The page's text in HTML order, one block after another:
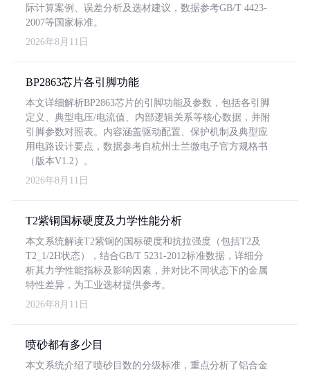
际计算案例、误差分析及选材建议，数据参考GB/T 4423-
2007等国家标准。
2026年8月11日
BP2863芯片各引脚功能
本文详细解析BP2863芯片的引脚功能及参数，包括各引脚
定义、典型电压/电流值、内部逻辑关系等核心数据，并附
引脚参数对照表。内容涵盖驱动配置、保护机制及典型应
用电路设计要点，数据参考自杭州士兰微电子官方规格书
（版本V1.2）。
2026年8月11日
T2紫铜国标硬度及力学性能分析
本文系统解读T2紫铜的国标硬度和抗拉强度（包括T2及
T2_1/2H状态），结合GB/T 5231-2012标准数据，详细分
析其力学性能指标及影响因素，并对比不同状态下的金属
特性差异，为工业选材提供参考。
2026年8月11日
喷砂都有多少目
本文系统介绍了喷砂目数的分级标准，重点分析了铝合金